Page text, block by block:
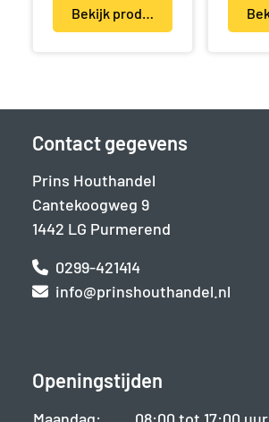
Bekijk product(en)
Contact gegevens
Prins Houthandel
Cantekoogweg 9
1442 LG Purmerend
0299-421414
info@prinshouthandel.nl
Openingstijden